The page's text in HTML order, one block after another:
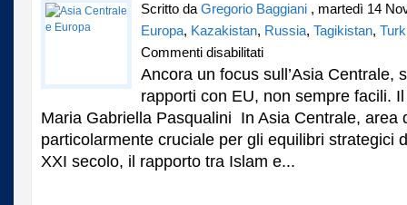
Scritto da Gregorio Baggiani , martedì 14
Europa, Kazakistan, Russia, Tagikistan,
Commenti disabilitatisu
Centrale
e
Europa
Ancora un focus sull’Asia Centrale,
rapporti con EU, non sempre facili.
Maria Gabriella Pasqualini In Asia Centrale, area
particolarmente cruciale per gli equilibri strategici
XXI secolo, il rapporto tra Islam e...